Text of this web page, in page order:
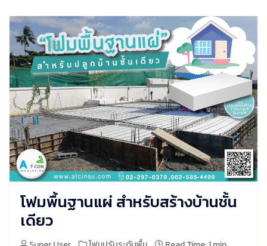
โฟมพื้นฐานแผ่ สำหรับสร้างบ้านชั้น
เดียว